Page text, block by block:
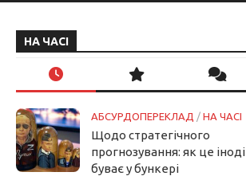
НА ЧАСІ
АБСУРДОПЕРЕКЛАД / НА ЧАСІ
Щодо стратегічного
прогнозування: як це іноді
буває у бункері